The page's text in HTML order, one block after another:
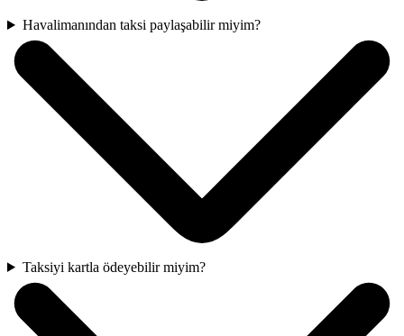
Havalimanından taksi paylaşabilir miyim?
Taksiyi kartla ödeyebilir miyim?